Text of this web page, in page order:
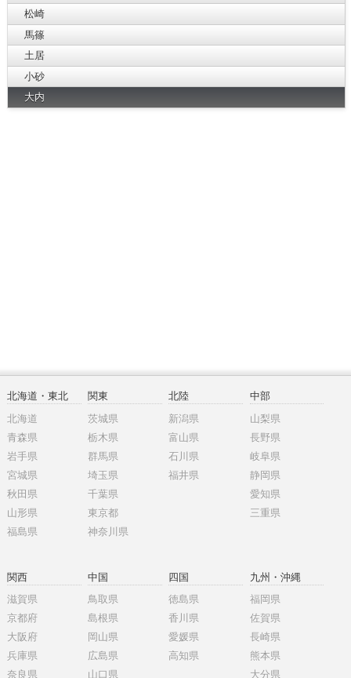
松崎
馬篠
土居
小砂
大内
北海道・東北
北海道
青森県
岩手県
宮城県
秋田県
山形県
福島県
関東
茨城県
栃木県
群馬県
埼玉県
千葉県
東京都
神奈川県
北陸
新潟県
富山県
石川県
福井県
中部
山梨県
長野県
岐阜県
静岡県
愛知県
三重県
関西
滋賀県
京都府
大阪府
兵庫県
奈良県
中国
鳥取県
島根県
岡山県
広島県
山口県
四国
徳島県
香川県
愛媛県
高知県
九州・沖縄
福岡県
佐賀県
長崎県
熊本県
大分県